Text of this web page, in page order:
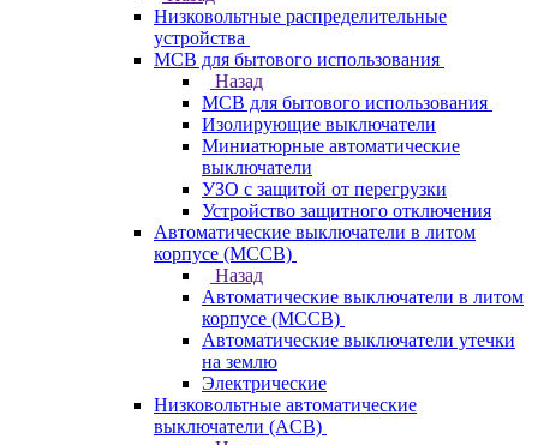
Низковольтные распределительные
устройства
MCB для бытового использования
Назад
MCB для бытового использования
Изолирующие выключатели
Миниатюрные автоматические
выключатели
УЗО с защитой от перегрузки
Устройство защитного отключения
Автоматические выключатели в литом
корпусе (MCCB)
Назад
Автоматические выключатели в литом
корпусе (MCCB)
Автоматические выключатели утечки
на землю
Электрические
Низковольтные автоматические
выключатели (ACB)